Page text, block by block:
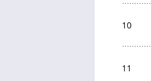
10
11